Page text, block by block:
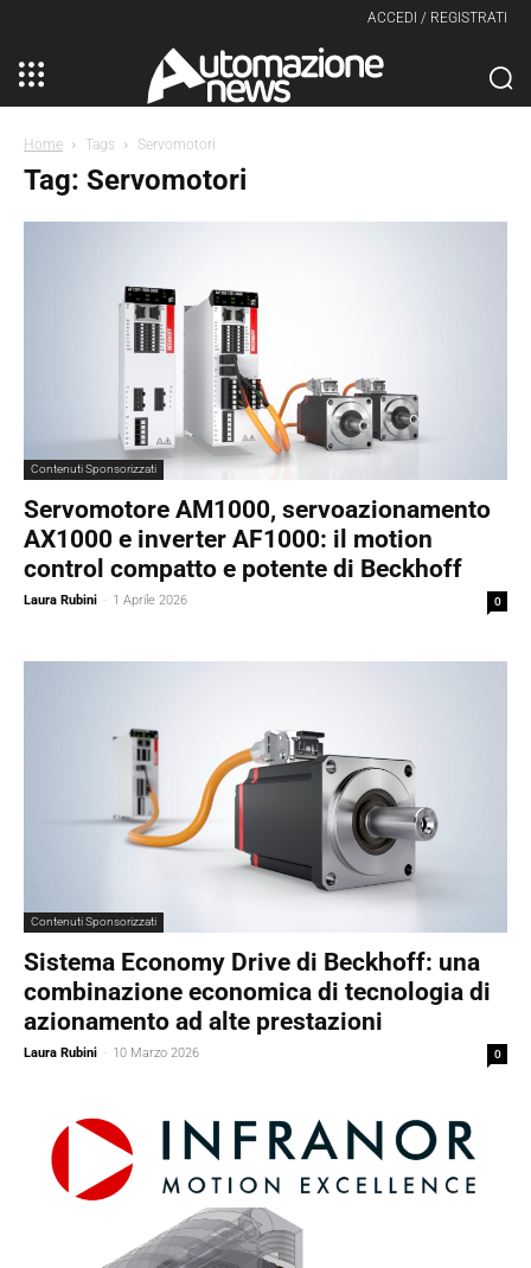
ACCEDI / REGISTRATI
Home Tags Servomotori
Tag: Servomotori
Contenuti Sponsorizzati
Servomotore AM1000, servoazionamento
AX1000 e inverter AF1000: il motion
control compatto e potente di Beckhoff
Laura Rubini - 1 Aprile 2026 0
Contenuti Sponsorizzati
Sistema Economy Drive di Beckhoff: una
combinazione economica di tecnologia di
azionamento ad alte prestazioni
Laura Rubini - 10 Marzo 2026 0